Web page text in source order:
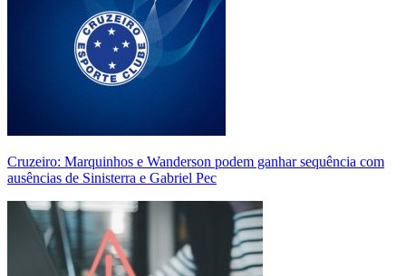
Cruzeiro: Marquinhos e Wanderson podem ganhar sequência com
ausências de Sinisterra e Gabriel Pec